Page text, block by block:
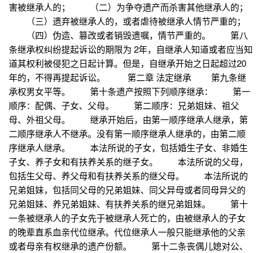
害被继承人的； （二）为争夺遗产而杀害其他继承人的；
（三）遗弃被继承人的，或者虐待被继承人情节严重的；
（四）伪造、篡改或者销毁遗嘱，情节严重的。 第八
条继承权纠纷提起诉讼的期限为 2年，自继承人知道或者应当知
道其权利被侵犯之日起计算。但是，自继承开始之日起超过20
年的，不得再提起诉讼。 第二章 法定继承 第九条继
承权男女平等。 第十条遗产按照下列顺序继承： 第一
顺序：配偶、子女、父母。 第二顺序：兄弟姐妹、祖父
母、外祖父母。 继承开始后，由第一顺序继承人继承，第
二顺序继承人不继承。没有第一顺序继承人继承的，由第二顺
序继承人继承。 本法所说的子女，包括婚生子女、非婚生
子女、养子女和有扶养关系的继子女。 本法所说的父母，
包括生父母、养父母和有扶养关系的继父母。 本法所说的
兄弟姐妹，包括同父母的兄弟姐妹、同父异母或者同母异父的
兄弟姐妹、养兄弟姐妹、有扶养关系的继兄弟姐妹。 第十
一条被继承人的子女先于被继承人死亡的，由被继承人的子女
的晚辈直系血亲代位继承。代位继承人一般只能继承他的父亲
或者母亲有权继承的遗产份额。 第十二条丧偶儿媳对公、